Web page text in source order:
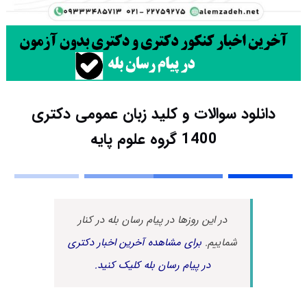
دانلود سوالات و کلید زبان عمومی دکتری
1400 گروه علوم پایه
در این روزها در پیام رسان بله در کنار
شماییم.برای مشاهده آخرین اخبار دکتری
در پیام رسان بله کلیک کنید.